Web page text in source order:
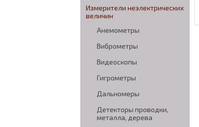
Измерители неэлектрических
величин
Анемометры
Виброметры
Видеоскопы
Гигрометры
Дальномеры
Детекторы проводки,
металла, дерева